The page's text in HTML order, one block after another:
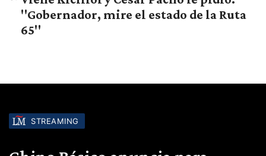
"Gobernador, mire el estado de la Ruta
65"
STREAMING